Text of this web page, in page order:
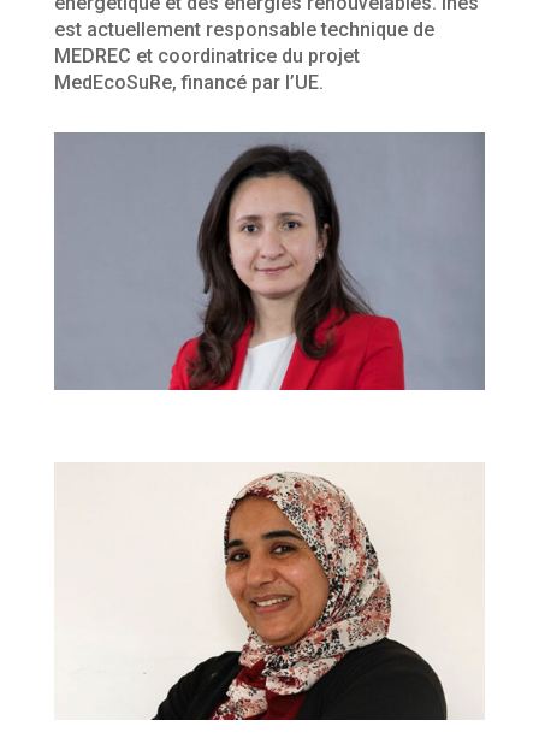
est actuellement responsable technique de
MEDREC et coordinatrice du projet
MedEcoSuRe, financé par l’UE.